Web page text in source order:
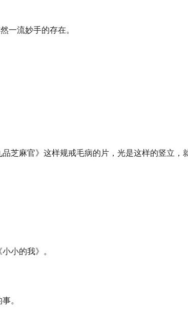
一流妙手的存在。
芝麻官》这样规戒毛病的片，光是这样的竖立，
小的我》。
。